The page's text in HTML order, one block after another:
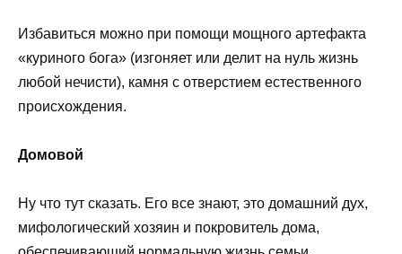
Избавиться можно при помощи мощного артефакта
«куриного бога» (изгоняет или делит на нуль жизнь
любой нечисти), камня с отверстием естественного
происхождения.
Домовой
Ну что тут сказать. Его все знают, это домашний дух,
мифологический хозяин и покровитель дома,